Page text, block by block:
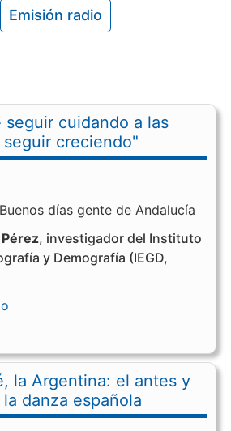
Emisión radio
seguir cuidando a las
seguir creciendo"
días gente de Andalucía
, investigador del Instituto
y Demografía (IEGD,
la Argentina: el antes y
danza española